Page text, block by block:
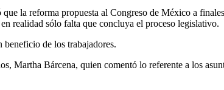
la reforma propuesta al Congreso de México a
realidad sólo falta que concluya el proceso legislativo.
beneficio de los trabajadores.
Martha Bárcena, quien comentó lo referente a los